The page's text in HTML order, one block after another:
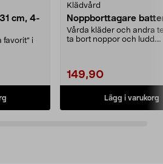
cm, 4-
i
Klädvård
Noppborttagare
Vårda kläder och andra
ta bort noppor och ludd.
149,90
Lägg i varukorg